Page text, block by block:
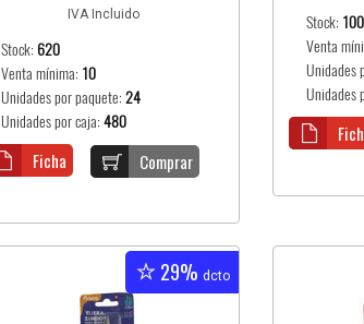
IVA Incluido
Stock: 620
Venta mínima: 10
Unidades por paquete: 24
Unidades por caja: 480
Comprar
Ficha
Stock:
Venta
Unidades
Unidades
29% dcto